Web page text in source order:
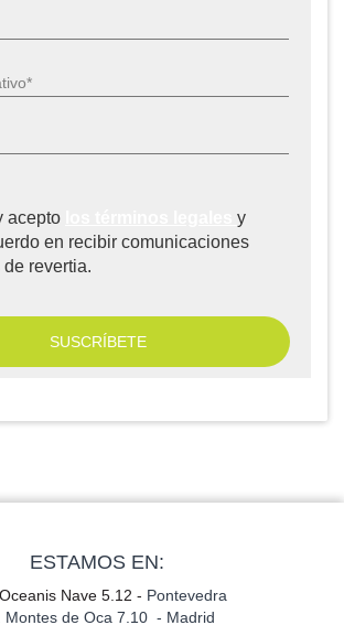
acepto
y
en recibir comunicaciones
revertia.
ESTAMOS EN:
Nave 5.12 - Pontevedra
Montes de Oca 7.10 - Madrid